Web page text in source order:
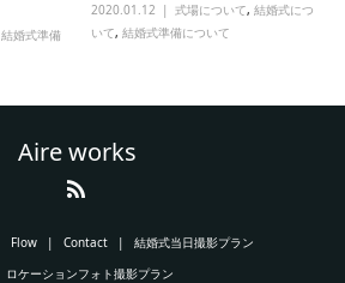
結婚式準備
2020.01.12 式場について,結婚式につ
いて,結婚式準備について
Aire works
Flow Contact
結婚式当日撮影プラン
ロケーションフォト撮影プラン